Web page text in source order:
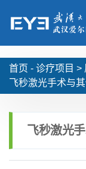
首页 - 诊疗项目 >
飞秒激光手术与
飞秒激光